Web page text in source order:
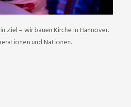
Ziel – wir bauen Kirche in Hannover.
und Nationen.